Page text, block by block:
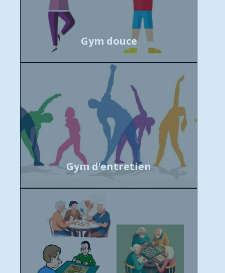
Gym douce
Gym d’entretien